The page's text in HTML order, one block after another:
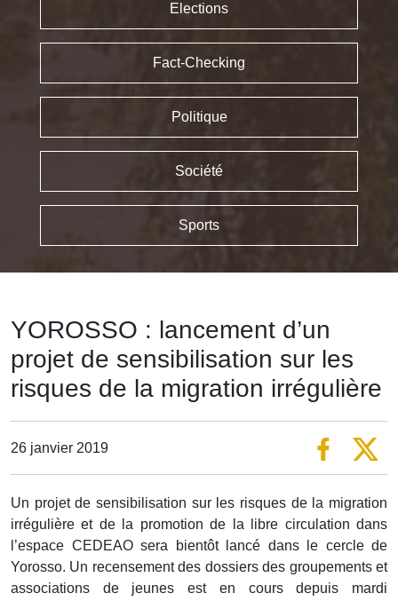
Elections
Fact-Checking
Politique
Société
Sports
YOROSSO : lancement d’un
projet de sensibilisation sur les
risques de la migration irrégulière
26 janvier 2019
Un projet de sensibilisation sur les risques de la migration
irrégulière et de la promotion de la libre circulation dans
l’espace CEDEAO sera bientôt lancé dans le cercle de
Yorosso. Un recensement des dossiers des groupements et
associations de jeunes est en cours depuis mardi